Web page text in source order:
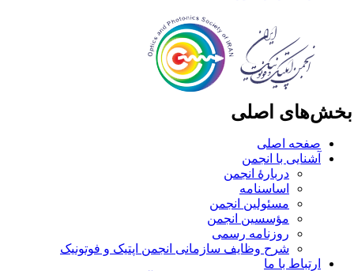
اصلی
صفحه اصلی
آشنایی با انجمن
دربارۀ انجمن
اساسنامه
مسئولین انجمن
مؤسسین انجمن
روزنامه رسمی
شرح وظایف سازمانی انجمن اپتیک و فوتونیک
ارتباط با ما